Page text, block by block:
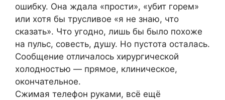
ошибку. Она ждала «прости», «убит горем»
или хотя бы трусливое «я не знаю, что
сказать». Что угодно, лишь бы было похоже
на пульс, совесть, душу. Но пустота осталась.
Сообщение отличалось хирургической
холодностью — прямое, клиническое,
окончательное.
Сжимая телефон руками, всё ещё